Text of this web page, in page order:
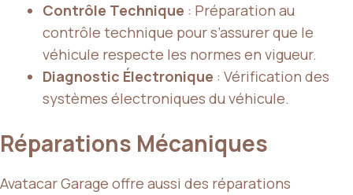
Contrôle Technique : Préparation au
contrôle technique pour s’assurer que le
véhicule respecte les normes en vigueur.
Diagnostic Électronique : Vérification des
systèmes électroniques du véhicule.
Réparations Mécaniques
Avatacar Garage offre aussi des réparations